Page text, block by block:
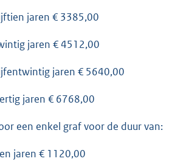
jaren € 3385,00
jaren € 4512,00
jaren € 5640,00
jaren € 6768,00
een enkel graf voor de duur van:
jaren € 1120,00